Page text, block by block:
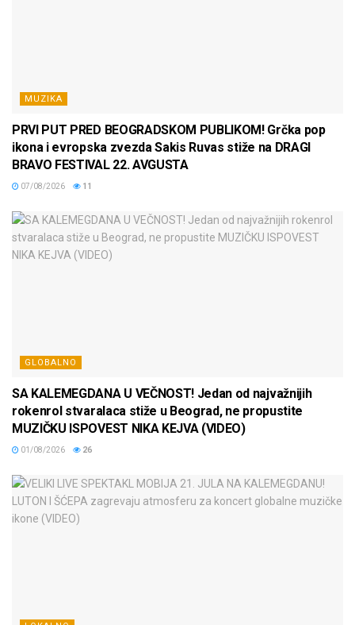
MUZIKA
PRVI PUT PRED BEOGRADSKOM PUBLIKOM! Grčka pop
ikona i evropska zvezda Sakis Ruvas stiže na DRAGI
BRAVO FESTIVAL 22. AVGUSTA
07/08/2026 11
GLOBALNO
SA KALEMEGDANA U VEČNOST! Jedan od najvažnijih
rokenrol stvaralaca stiže u Beograd, ne propustite
MUZIČKU ISPOVEST NIKA KEJVA (VIDEO)
01/08/2026 26